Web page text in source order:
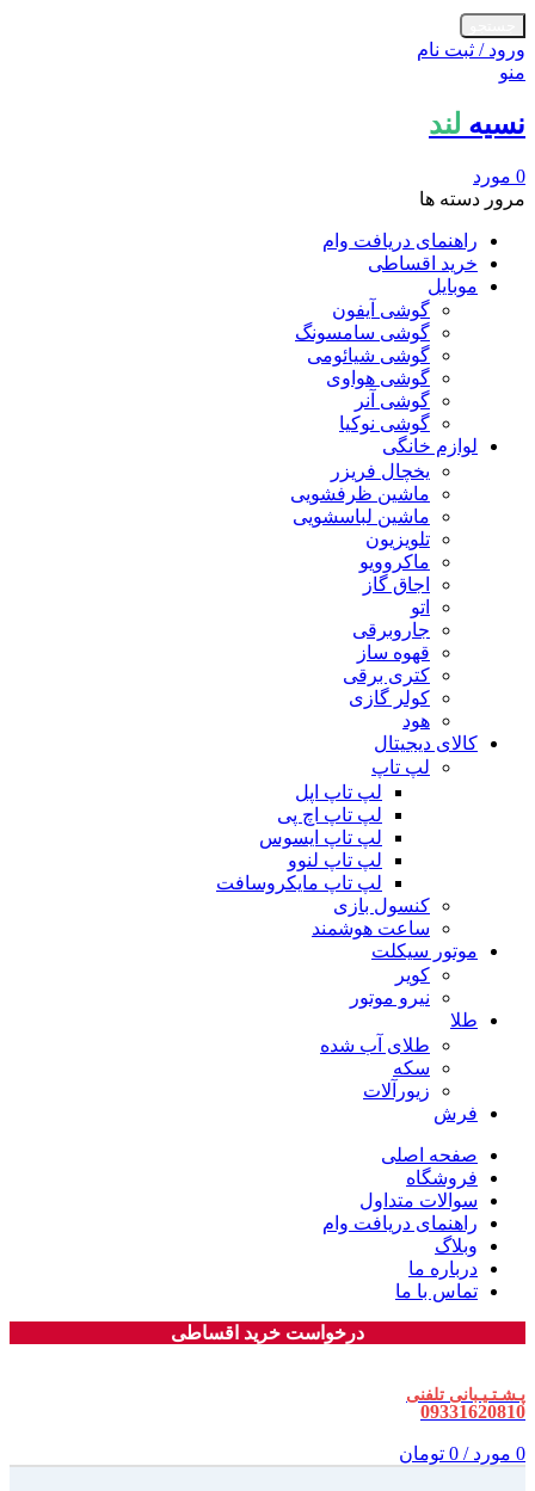
ورود / ثبت نام
منو
نسیه لند
0 مورد
مرور دسته ها
راهنمای دریافت وام
خرید اقساطی
موبایل
گوشی آیفون
گوشی سامسونگ
گوشی شیائومی
گوشی هواوی
گوشی آنر
گوشی نوکیا
لوازم خانگی
یخچال فریزر
ماشین ظرفشویی
ماشین لباسشویی
تلویزیون
ماکروویو
اجاق گاز
اتو
جاروبرقی
قهوه ساز
کتری برقی
کولر گازی
هود
کالای دیجیتال
لپ تاپ
لپ تاپ اپل
لپ تاپ اچ پی
لپ تاپ ایسوس
لپ تاپ لنوو
لپ تاپ مایکروسافت
کنسول بازی
ساعت هوشمند
موتور سیکلت
کویر
نیرو موتور
طلا
طلای آب شده
سکه
زیورآلات
فرش
صفحه اصلی
فروشگاه
سوالات متداول
راهنمای دریافت وام
وبلاگ
درباره ما
تماس با ما
درخواست خرید اقساطی
پـشـتـیـبانی تلفنی
09331620810
0 مورد /
0 تومان